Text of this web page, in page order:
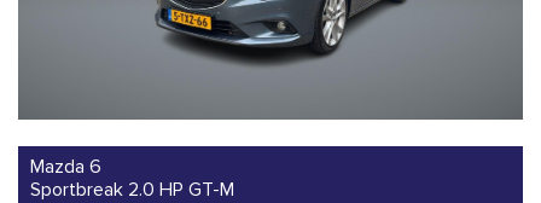
Mazda 6
Sportbreak 2.0 HP GT-M